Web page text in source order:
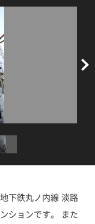
下鉄丸ノ内線 淡路
ションです。 また